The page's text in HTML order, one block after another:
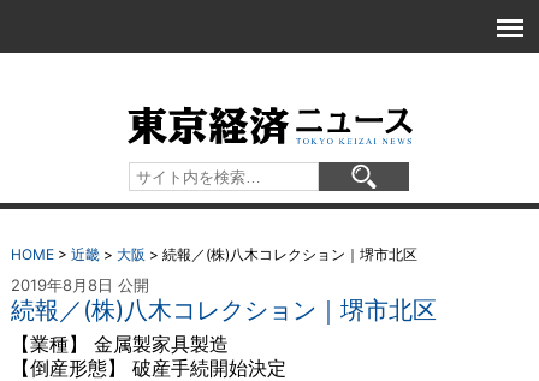
HOME> 近畿> 大阪 > 続報／(株)八木コレクション｜堺市北区
2019年8月8日 公開
続報／(株)八木コレクション｜堺市北区
【業種】 金属製家具製造
【倒産形態】 破産手続開始決定